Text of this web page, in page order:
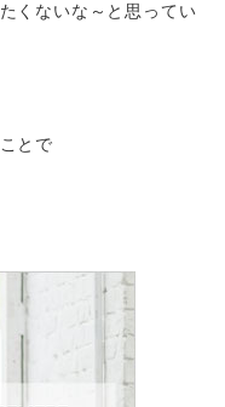
くないな～と思ってい
とで